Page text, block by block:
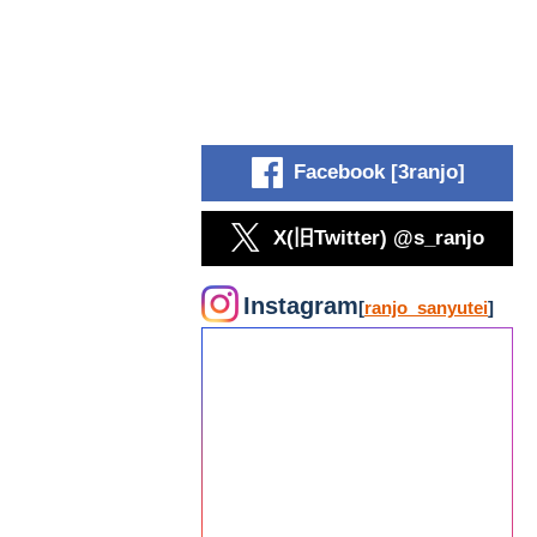
Facebook [3ranjo]
X(旧Twitter) @s_ranjo
Instagram[ranjo_sanyutei]